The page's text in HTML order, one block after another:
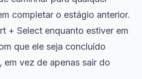
completar o estágio anterior.
+ Select enquanto estiver em
que ele seja concluído
em vez de apenas sair do